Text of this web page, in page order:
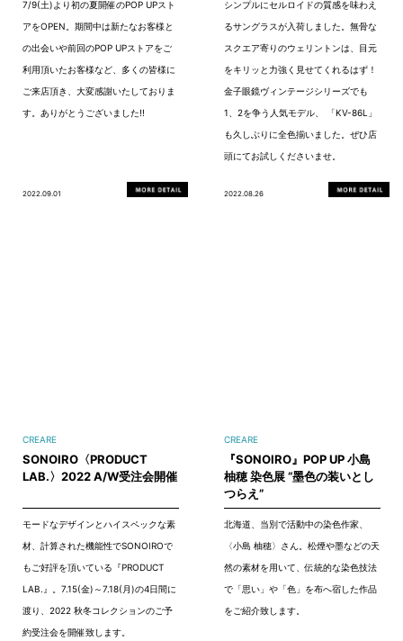
7/9(土)より初の夏開催のPOP UPスト
アをOPEN。期間中は新たなお客様と
の出会いや前回のPOP UPストアをご
利用頂いたお客様など、多くの皆様に
ご来店頂き、大変感謝いたしておりま
す。ありがとうございました!!
2022.09.01
シンプルにセルロイドの質感を味わえ
るサングラスが入荷しました。無骨な
スクエア寄りのウェリントンは、目元
をキリッと力強く見せてくれるはず！
金子眼鏡ヴィンテージシリーズでも
1、2を争う人気モデル、 「KV-86L」
も久しぶりに全色揃いました。ぜひ店
頭にてお試しくださいませ。
2022.08.26
CREARE
SONOIRO〈PRODUCT
LAB.〉2022 A/W受注会開催
モードなデザインとハイスペックな素
材、計算された機能性でSONOIROで
もご好評を頂いている『PRODUCT
LAB.』。7.15(金)～7.18(月)の4日間に
渡り、2022 秋冬コレクションのご予
約受注会を開催致します。
CREARE
『SONOIRO』POP UP 小島
柚穂 染色展 “墨色の装いとし
つらえ”
北海道、当別で活動中の染色作家、
〈小島 柚穂〉さん。松煙や墨などの天
然の素材を用いて、伝統的な染色技法
で「思い」や「色」を布へ宿した作品
をご紹介致します。